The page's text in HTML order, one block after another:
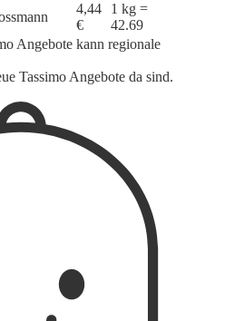
4,44
€
1 kg =
42.69
Angebote kann regionale
Tassimo Angebote da sind.